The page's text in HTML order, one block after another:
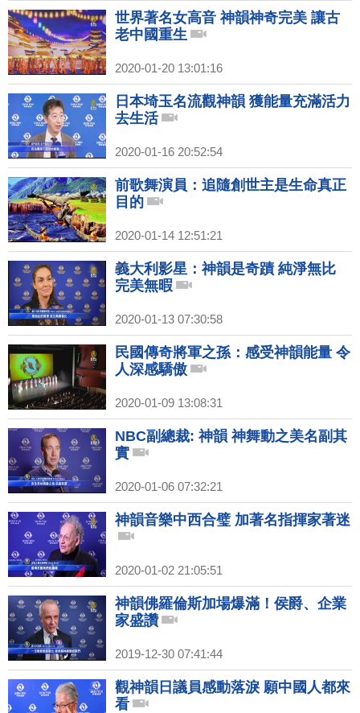
世界著名女高音 神韻神奇完美 讓古
老中國重生
2020-01-20 13:01:16
日本埼玉名流觀神韻 獲能量充滿活力
去生活
2020-01-16 20:52:54
前歌舞演員：追隨創世主是生命真正
目的
2020-01-14 12:51:21
義大利影星：神韻是奇蹟 純淨無比
完美無暇
2020-01-13 07:30:58
民國傳奇將軍之孫：感受神韻能量 令
人深感驕傲
2020-01-09 13:08:31
NBC副總裁: 神韻 神舞動之美名副其
實
2020-01-06 07:32:21
神韻音樂中西合璧 加著名指揮家著迷
2020-01-02 21:05:51
神韻佛羅倫斯加場爆滿！侯爵、企業
家盛讚
2019-12-30 07:41:44
觀神韻日議員感動落淚 願中國人都來
看